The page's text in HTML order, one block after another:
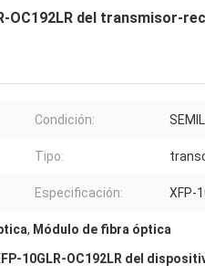
OC192LR del transmisor-
Condición:
Tipo:
Especificación: XFP-
, Módulo de fibra óptica
10GLR-OC192LR del